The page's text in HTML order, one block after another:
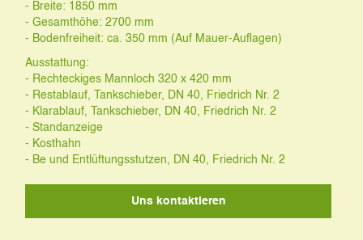
- Breite: 1850 mm
- Gesamthöhe: 2700 mm
- Bodenfreiheit: ca. 350 mm (Auf Mauer-Auflagen)
Ausstattung:
- Rechteckiges Mannloch 320 x 420 mm
- Restablauf, Tankschieber, DN 40, Friedrich Nr. 2
- Klarablauf, Tankschieber, DN 40, Friedrich Nr. 2
- Standanzeige
- Kosthahn
- Be und Entlüftungsstutzen, DN 40, Friedrich Nr. 2
Uns kontaktieren